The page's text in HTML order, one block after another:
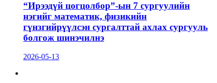
“Ирээдүй цогцолбор”-ын 7 сургуулийн
нэгийг математик, физикийн
гүнзгийрүүлсэн сургалттай ахлах сургууль
болгож шинэчилнэ
2026-05-13